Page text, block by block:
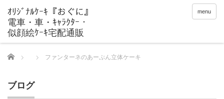
menu
Home ファンターネのあーぷん立体ケーキ
ブログ